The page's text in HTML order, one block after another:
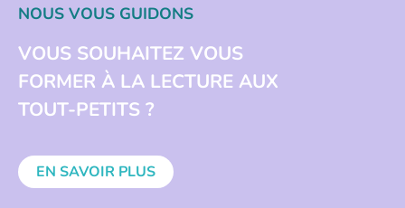
NOUS VOUS GUIDONS
VOUS SOUHAITEZ VOUS
FORMER À LA LECTURE AUX
TOUT-PETITS ?
EN SAVOIR PLUS